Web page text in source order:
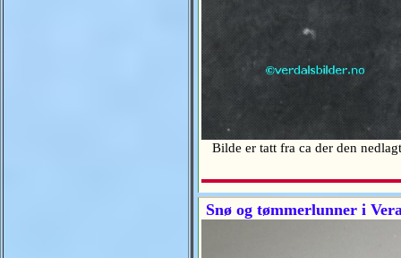
Bilde er tatt fra ca der den
Snø og tømmerlunner i